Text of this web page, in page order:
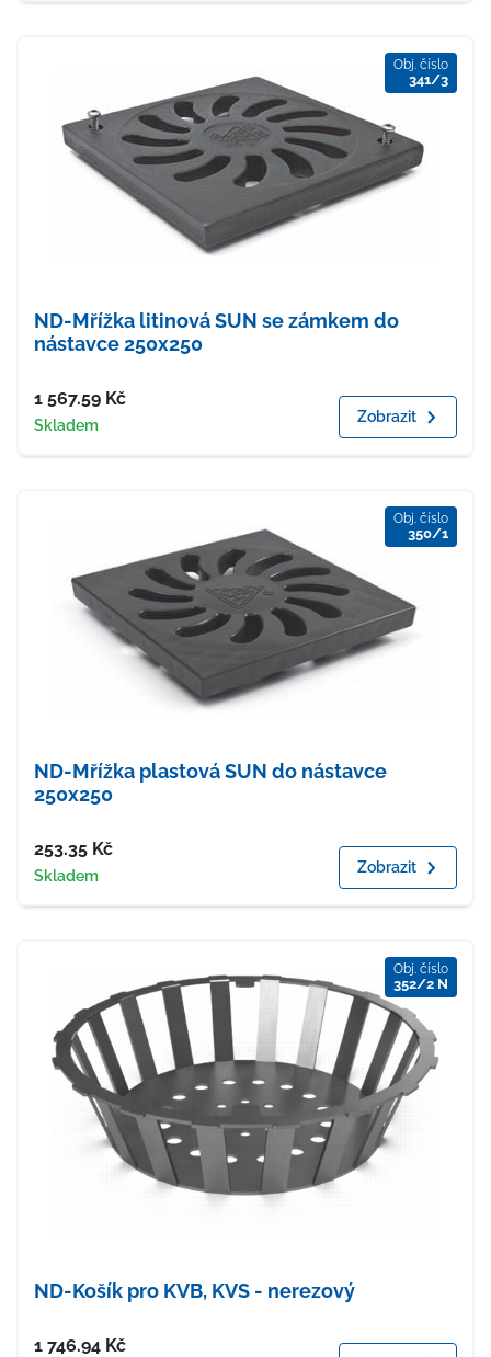
Obj. číslo
341/3
ND-Mřížka litinová SUN se zámkem do
nástavce 250x250
Cena
1 567.59 Kč
Dostupnost
Skladem Zobrazit
Obj. číslo
350/1
ND-Mřížka plastová SUN do nástavce
250x250
Cena
253.35 Kč
Dostupnost
Skladem Zobrazit
Obj. číslo
352/2 N
ND-Košík pro KVB, KVS - nerezový
Cena
1 746.94 Kč